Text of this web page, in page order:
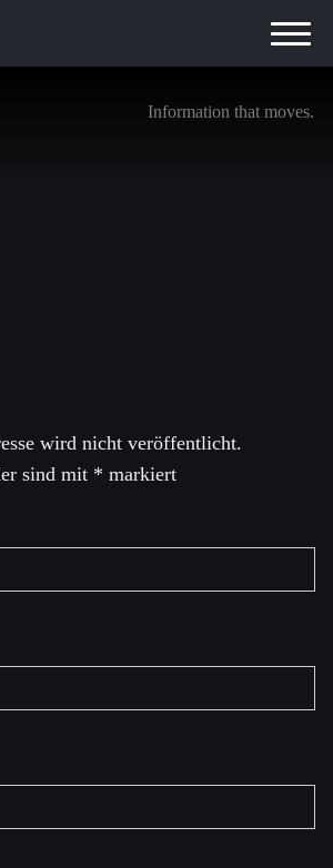
Information that moves.
wird nicht veröffentlicht.
sind mit * markiert